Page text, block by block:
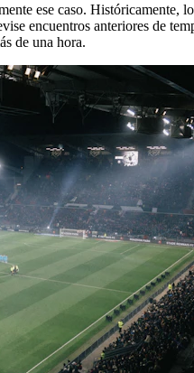
ese caso. Históricamente,
encuentros anteriores de
de una hora.